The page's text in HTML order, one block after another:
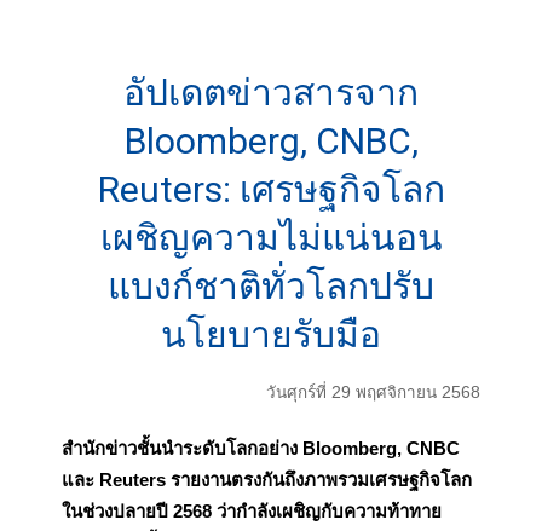
อัปเดตข่าวสารจาก
Bloomberg, CNBC,
Reuters: เศรษฐกิจโลก
เผชิญความไม่แน่นอน
แบงก์ชาติทั่วโลกปรับ
นโยบายรับมือ
วันศุกร์ที่ 29 พฤศจิกายน 2568
สำนักข่าวชั้นนำระดับโลกอย่าง Bloomberg, CNBC
และ Reuters รายงานตรงกันถึงภาพรวมเศรษฐกิจโลก
ในช่วงปลายปี 2568 ว่ากำลังเผชิญกับความท้าทาย